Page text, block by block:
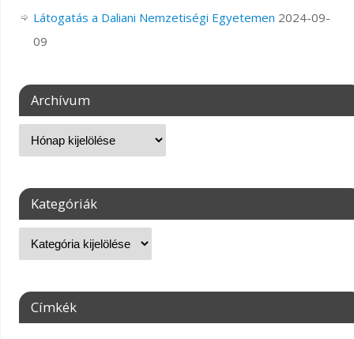
Látogatás a Daliani Nemzetiségi Egyetemen 2024-09-
09
Archívum
Kategóriák
Címkék